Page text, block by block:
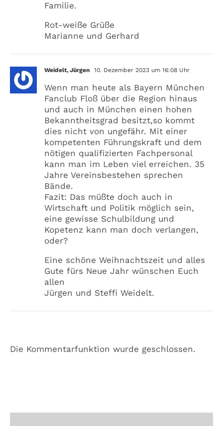
Familie.
Rot-weiße Grüße
Marianne und Gerhard
Weidelt, Jürgen 10. Dezember 2023 um 16:08 Uhr
Wenn man heute als Bayern München
Fanclub Floß über die Region hinaus
und auch in München einen hohen
Bekanntheitsgrad besitzt,so kommt
dies nicht von ungefähr. Mit einer
kompetenten Führungskraft und dem
nötigen qualifizierten Fachpersonal
kann man im Leben viel erreichen. 35
Jahre Vereinsbestehen sprechen
Bände.
Fazit: Das müßte doch auch in
Wirtschaft und Politik möglich sein,
eine gewisse Schulbildung und
Kopetenz kann man doch verlangen,
oder?
Eine schöne Weihnachtszeit und alles
Gute fürs Neue Jahr wünschen Euch
allen
Jürgen und Steffi Weidelt.
Die Kommentarfunktion wurde geschlossen.